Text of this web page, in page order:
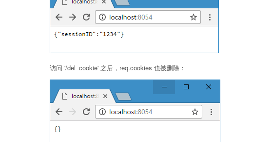
访问 '/del_cookie' 之后，req.cookies 也被删除：